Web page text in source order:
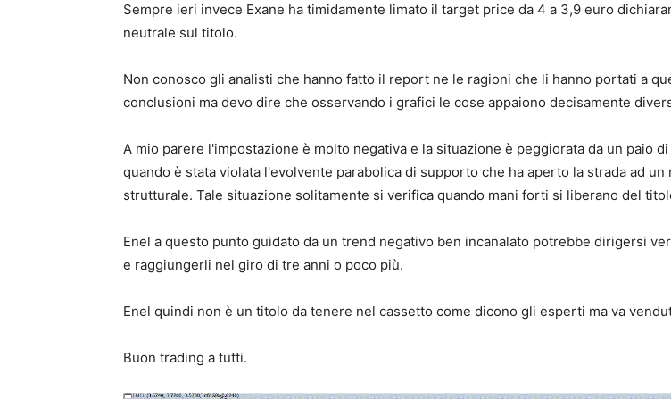
Sempre ieri invece Exane ha timidamente limato il target price da 4 a 3,9 euro
neutrale sul titolo.
Non conosco gli analisti che hanno fatto il report ne le ragioni che li hanno portati a
conclusioni ma devo dire che osservando i grafici le cose appaiono decisamente
A mio parere l'impostazione è molto negativa e la situazione è peggiorata da un paio
quando è stata violata l'evolvente parabolica di supporto che ha aperto la strada ad un
strutturale. Tale situazione solitamente si verifica quando mani forti si liberano del
Enel a questo punto guidato da un trend negativo ben incanalato potrebbe dirigersi
e raggiungerli nel giro di tre anni o poco più.
Enel quindi non è un titolo da tenere nel cassetto come dicono gli esperti ma va
Buon trading a tutti.